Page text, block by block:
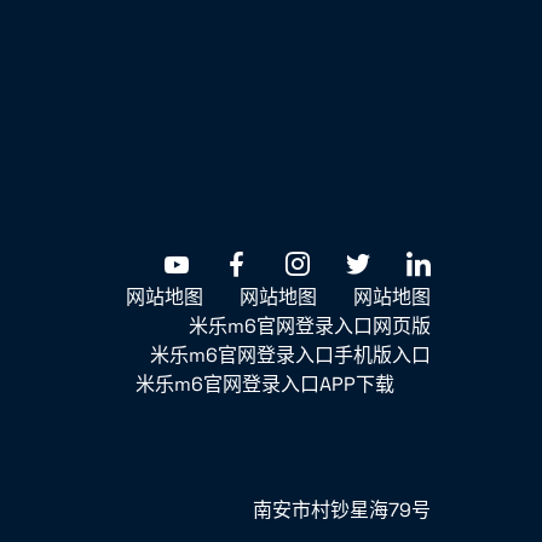
网站地图 网站地图
网站地图
米乐m6官网登录入口网页版
米乐m6官网登录入口手机版入口
米乐m6官网登录入口APP下载
南安市村钞星海79号